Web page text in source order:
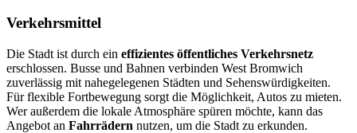
Verkehrsmittel
Die Stadt ist durch ein effizientes öffentliches Verkehrsnetz
erschlossen. Busse und Bahnen verbinden West Bromwich
zuverlässig mit nahegelegenen Städten und Sehenswürdigkeiten.
Für flexible Fortbewegung sorgt die Möglichkeit, Autos zu mieten.
Wer außerdem die lokale Atmosphäre spüren möchte, kann das
Angebot an Fahrrädern nutzen, um die Stadt zu erkunden.